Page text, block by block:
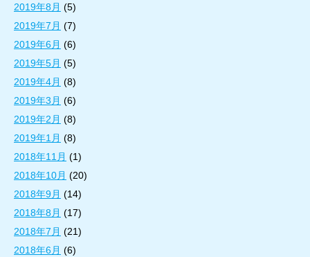
2019年8月 (5)
2019年7月 (7)
2019年6月 (6)
2019年5月 (5)
2019年4月 (8)
2019年3月 (6)
2019年2月 (8)
2019年1月 (8)
2018年11月 (1)
2018年10月 (20)
2018年9月 (14)
2018年8月 (17)
2018年7月 (21)
2018年6月 (6)